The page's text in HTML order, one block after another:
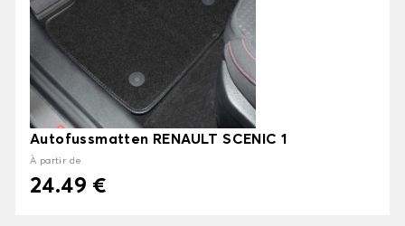
Autofussmatten RENAULT SCENIC 1
À partir de
24.49 €